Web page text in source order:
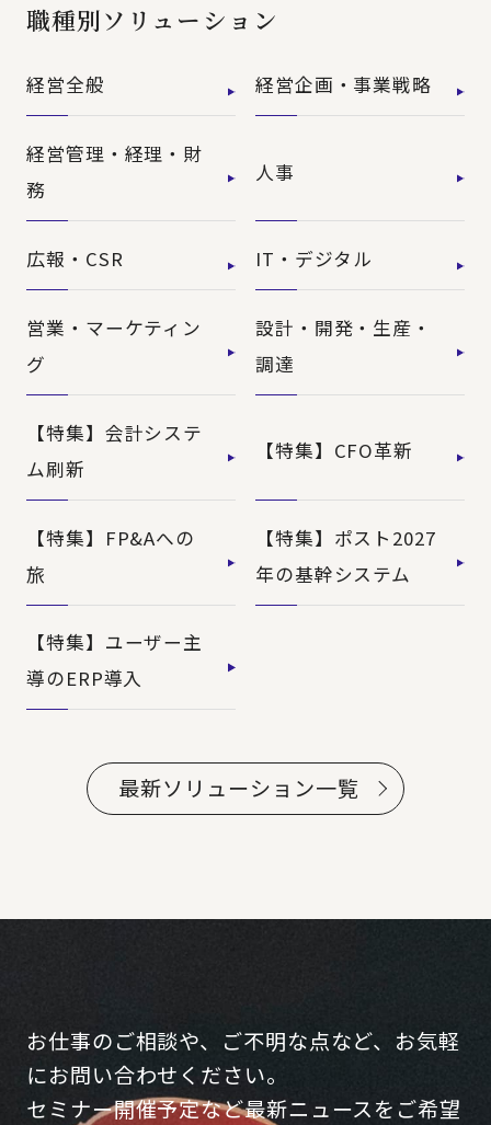
職種別ソリューション
経営全般 経営企画・事業戦略
経営管理・経理・財
務
人事
広報・CSR IT・デジタル
営業・マーケティン
グ
設計・開発・生産・
調達
【特集】会計システ
ム刷新
【特集】CFO革新
【特集】FP&Aへの
旅
【特集】ポスト2027
年の基幹システム
【特集】ユーザー主
導のERP導入
最新ソリューション一覧
お仕事のご相談や、ご不明な点など、お気軽
にお問い合わせください。
セミナー開催予定など最新ニュースをご希望